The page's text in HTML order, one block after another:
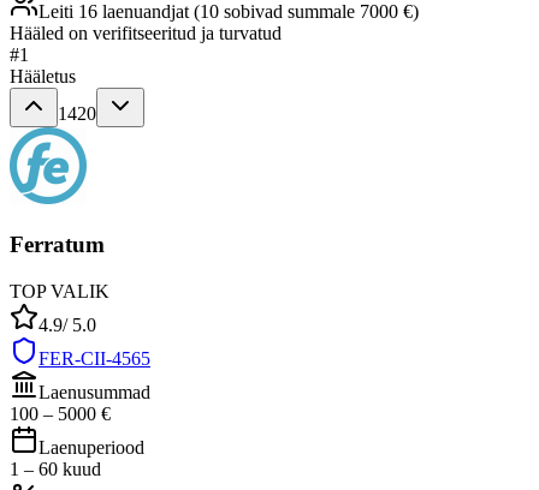
Leiti 16 laenuandjat (10 sobivad summale 7000 €)
Hääled on verifitseeritud ja turvatud
#1
Hääletus
1420
Ferratum
TOP VALIK
4.9/ 5.0
FER-CII-4565
Laenusummad
100 – 5000 €
Laenuperiood
1 – 60 kuud